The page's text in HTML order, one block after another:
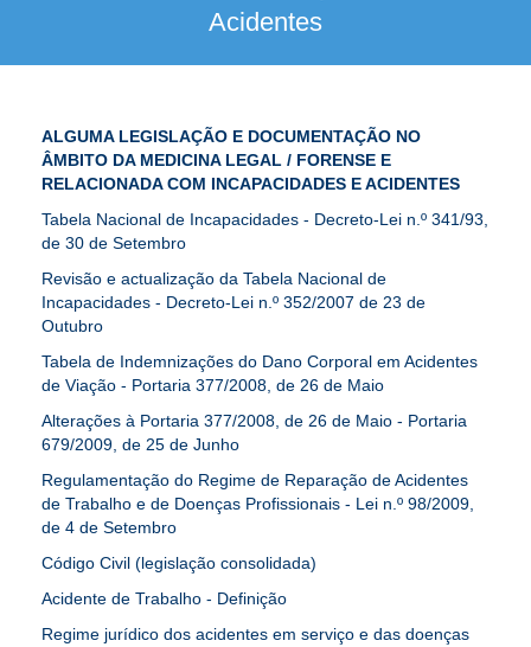
Acidentes
ALGUMA LEGISLAÇÃO E DOCUMENTAÇÃO NO
ÂMBITO DA MEDICINA LEGAL / FORENSE E
RELACIONADA COM INCAPACIDADES E ACIDENTES
Tabela Nacional de Incapacidades - Decreto-Lei n.º 341/93,
de 30 de Setembro
Revisão e actualização da Tabela Nacional de
Incapacidades - Decreto-Lei n.º 352/2007 de 23 de
Outubro
Tabela de Indemnizações do Dano Corporal em Acidentes
de Viação - Portaria 377/2008, de 26 de Maio
Alterações à Portaria 377/2008, de 26 de Maio - Portaria
679/2009, de 25 de Junho
Regulamentação do Regime de Reparação de Acidentes
de Trabalho e de Doenças Profissionais - Lei n.º 98/2009,
de 4 de Setembro
Código Civil (legislação consolidada)
Acidente de Trabalho - Definição
Regime jurídico dos acidentes em serviço e das doenças